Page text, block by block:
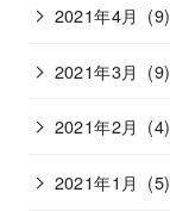
2021年4月 (9)
2021年3月 (9)
2021年2月 (4)
2021年1月 (5)